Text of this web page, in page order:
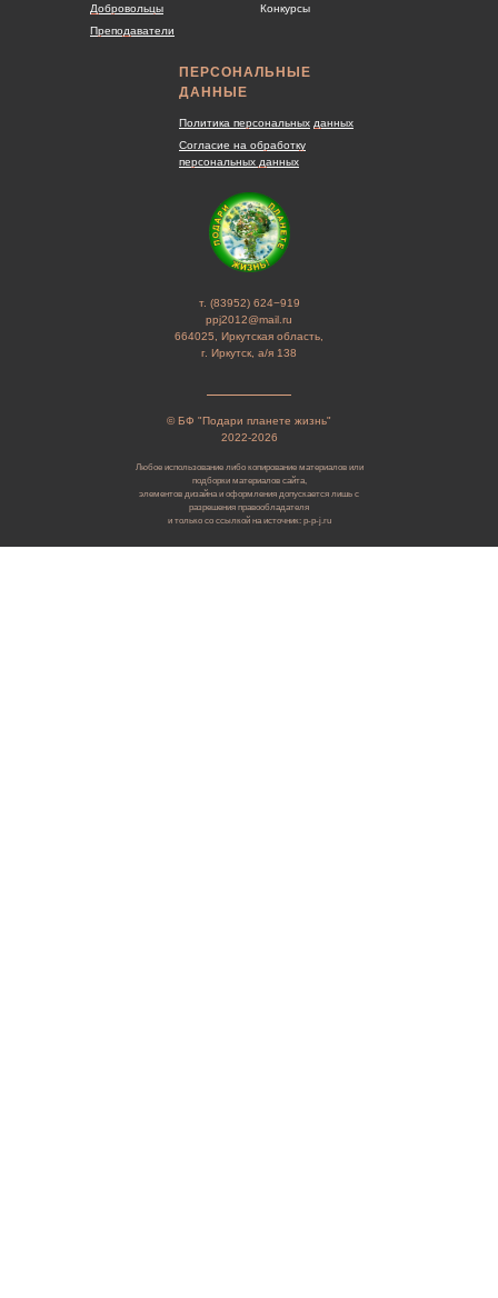
т. (83952) 624−919
ppj2012@mail.ru
664025, Иркутская область,
г. Иркутск, а/я 138
© БФ "Подари планете жизнь"
2022-2026
Любое использование либо копирование материалов или
подборки материалов сайта,
элементов дизайна и оформления допускается лишь с
разрешения правообладателя
и только со ссылкой на источник: p-p-j.ru
ПЕРСОНАЛЬНЫЕ
ДАННЫЕ
Конкурсы
Добровольцы
Преподаватели
Политика персональных данных
Согласие на обработку
персональных данных